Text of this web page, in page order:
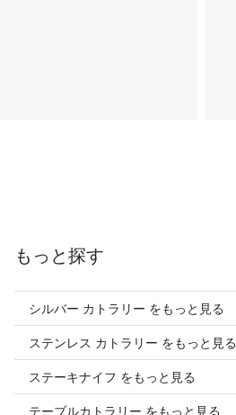
もっと探す
シルバー カトラリー をもっと見る
ステンレス カトラリー をもっと見る
ステーキナイフ をもっと見る
テーブルカトラリー をもっと見る